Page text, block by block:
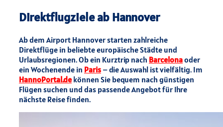
Direktflugziele ab Hannover
Ab dem Airport Hannover starten zahlreiche
Direktflüge in beliebte europäische Städte und
Urlaubsregionen. Ob ein Kurztrip nach Barcelonaoder
ein Wochenende in Paris – die Auswahl ist vielfältig. Im
HannoPortal.dekönnen Sie bequem nach günstigen
Flügen suchen und das passende Angebot für Ihre
nächste Reise finden.